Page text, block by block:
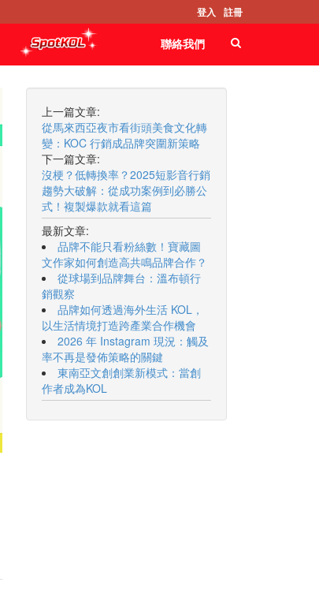
登入 註冊
聯絡我們
上一篇文章:
從馬來西亞夜市看街頭美食文化轉
變：KOC 行銷成品牌突圍新策略
下一篇文章:
沒梗？低轉換率？2025短影音行銷
趨勢大破解：從成功案例到必勝公
式！複製爆款就看這篇
最新文章:
品牌不能只看粉絲數！寶藏圖
文作家如何創造高共鳴品牌合作？
從球場到品牌舞台：溫布頓行
銷觀察
品牌如何透過海外生活 KOL，
以生活情境打造跨產業合作機會
2026 年 Instagram 現況：觸及
率不再是發佈策略的關鍵
東南亞文創創業新模式：當創
作者成為KOL